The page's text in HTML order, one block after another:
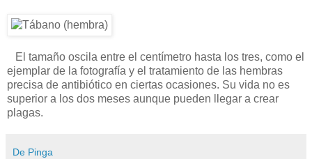
El tamaño oscila entre el centímetro hasta los tres, como el
ejemplar de la fotografía y el tratamiento de las hembras
precisa de antibiótico en ciertas ocasiones. Su vida no es
superior a los dos meses aunque pueden llegar a crear
plagas.
De Pinga